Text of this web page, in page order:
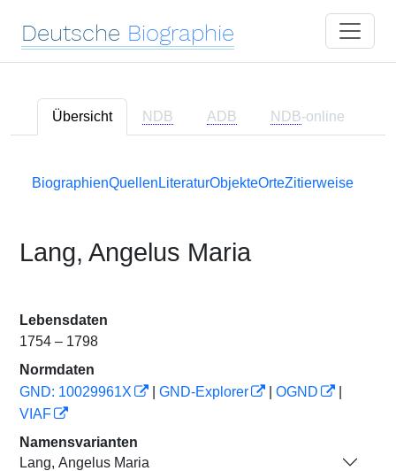
Deutsche Biographie
Übersicht NDB ADB NDB-online
BiographienQuellen LiteraturObjekteOrteZitierweise
Lang, Angelus Maria
Lebensdaten
1754 – 1798
Normdaten
GND: 10029961X
GND-Explorer OGND
VIAF
Namensvarianten
Lang, Angelus Maria